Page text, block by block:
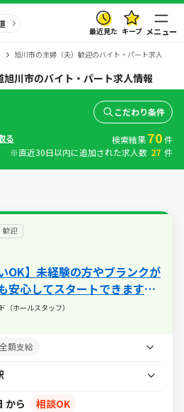
最近見た キープ メニュー
旭川市の主婦（夫）歓迎のバイト・パート求人
旭川市のバイト・パート求人情報
歓迎
OK】未経験の方やブランクが
安心してスタートできます！
の勤務も歓迎しておりますの
髪色自由♪
（ホールスタッフ）
額支給
から
相談OK
こだわり条件
る 検索結果70件
※直近30日以内に追加された求人数 27 件